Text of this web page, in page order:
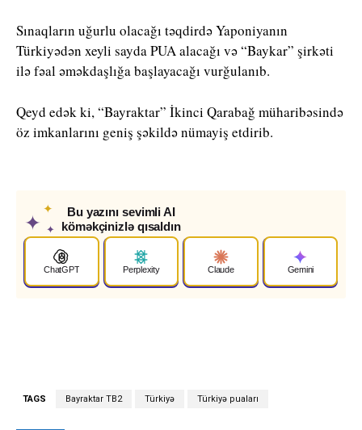
Sınaqların uğurlu olacağı təqdirdə Yaponiyanın
Türkiyədən xeyli sayda PUA alacağı və “Baykar” şirkəti
ilə fəal əməkdaşlığa başlayacağı vurğulanıb.
Qeyd edək ki, “Bayraktar” İkinci Qarabağ müharibəsində
öz imkanlarını geniş şəkildə nümayiş etdirib.
✦
✦
✦
Bu yazını sevimli AI
köməkçinizlə qısaldın
ChatGPT Perplexity Claude Gemini
TAGS Bayraktar TB2 Türkiyə Türkiyə puaları